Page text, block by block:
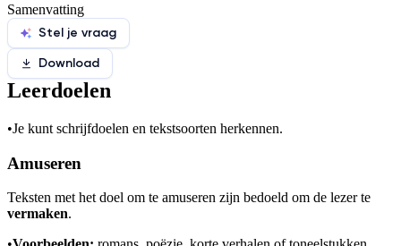
Samenvatting
Stel je vraag
Download
Leerdoelen
•Je kunt schrijfdoelen en tekstsoorten herkennen.
Amuseren
Teksten met het doel om te amuseren zijn bedoeld om de lezer te
vermaken.